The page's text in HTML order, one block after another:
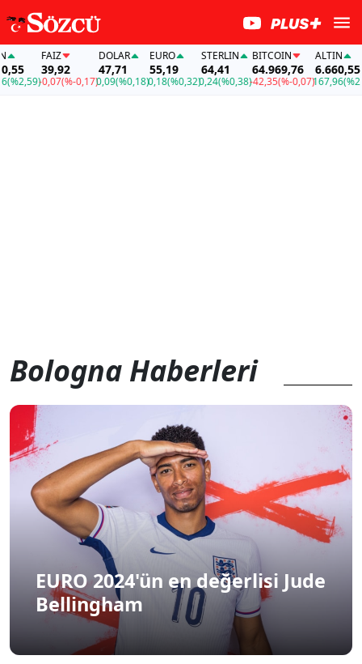
FAİZ
39,92
-0,07(%-0,17)
DOLAR
47,71
0,09(%0,18)
EURO
55,19
0,18(%0,32)
STERLIN
64,41
0,24(%0,38)
BITCOIN
64.969,76
-42,35(%-0,07)
ALTIN
6.660,55
167,96(%2,59)-
Bologna Haberleri
EURO 2024'ün en değerlisi Jude
Bellingham